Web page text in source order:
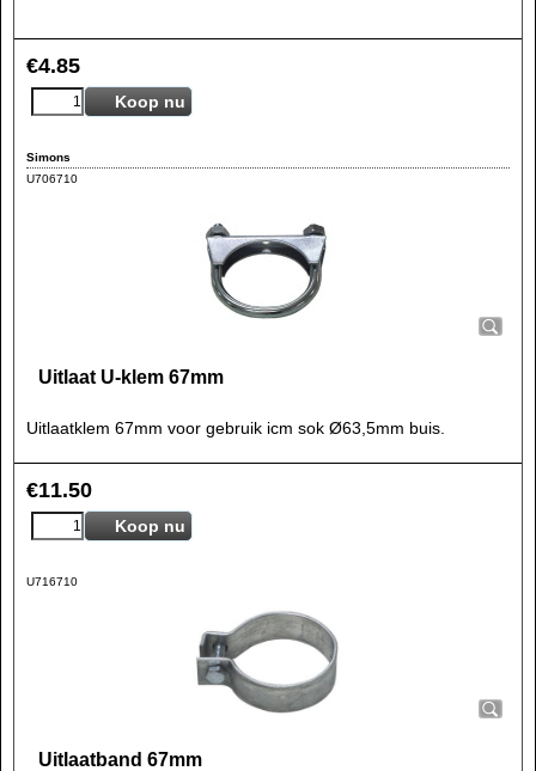
€4.85
Koop nu
Simons
U706710
Uitlaat U-klem 67mm
Uitlaatklem 67mm voor gebruik icm sok Ø63,5mm buis.
€11.50
Koop nu
U716710
Uitlaatband 67mm